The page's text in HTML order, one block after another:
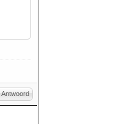
Antwoord